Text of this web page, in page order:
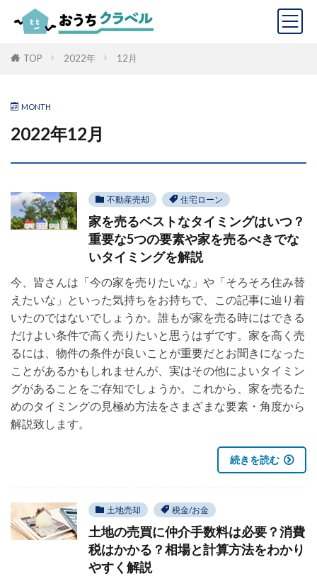
TOP 2022年 12月
MONTH
2022年12月
不動産売却 住宅ローン
家を売るベストなタイミングはいつ？
重要な5つの要素や家を売るべきでな
いタイミングを解説
今、皆さんは「今の家を売りたいな」や「そろそろ住み替
えたいな」といった気持ちをお持ちで、この記事に辿り着
いたのではないでしょうか。誰もが家を売る時にはできる
だけよい条件で高く売りたいと思うはずです。家を高く売
るには、物件の条件が良いことが重要だとお聞きになった
ことがあるかもしれませんが、実はその他によいタイミン
グがあることをご存知でしょうか。これから、家を売るた
めのタイミングの見極め方法をさまざまな要素・角度から
解説致します。
続きを読む
土地売却 税金/お金
土地の売買に仲介手数料は必要？消費
税はかかる？相場と計算方法をわかり
やすく解説